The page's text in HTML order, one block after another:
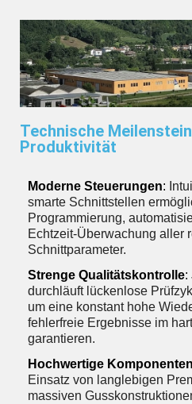
Technische
Produktivität
Moderne Steuerungen:
smarte Schnittstellen
Programmierung,
Echtzeit-Überwachung aller
Schnittparameter.
Strenge Qualitätskontrolle:
durchläuft lückenlose
um eine konstant hohe
fehlerfreie Ergebnisse im
garantieren.
Hochwertige Komponenten
Einsatz von langlebigen
massiven